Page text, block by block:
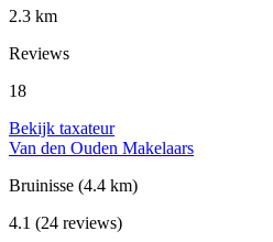
2.3 km
Reviews
18
Bekijk taxateur
Van den Ouden Makelaars
Bruinisse (4.4 km)
4.1 (24 reviews)